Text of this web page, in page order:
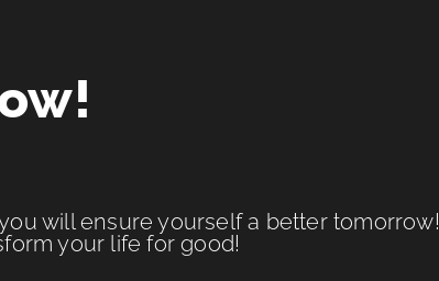
will ensure yourself a better tomorrow!
your life for good!